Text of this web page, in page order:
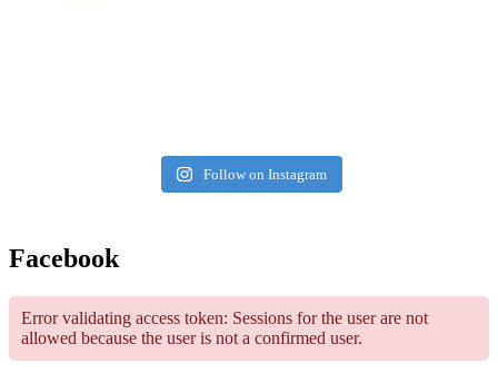
Follow on Instagram
Facebook
Error validating access token: Sessions for the user are not
allowed because the user is not a confirmed user.